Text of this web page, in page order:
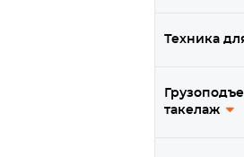
Колеса
Техника
такелаж